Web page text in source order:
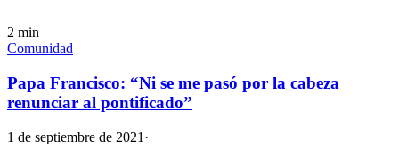
2 min
Comunidad
Papa Francisco: “Ni se me pasó por la cabeza
renunciar al pontificado”
1 de septiembre de 2021 ·